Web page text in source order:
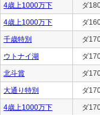
4歳上1000万下 ダ
4歳上1000万下 ダ
千歳特別 ダ
ウトナイ湖 ダ
北斗賞 ダ
大通り特別 ダ
4歳上1000万下 ダ